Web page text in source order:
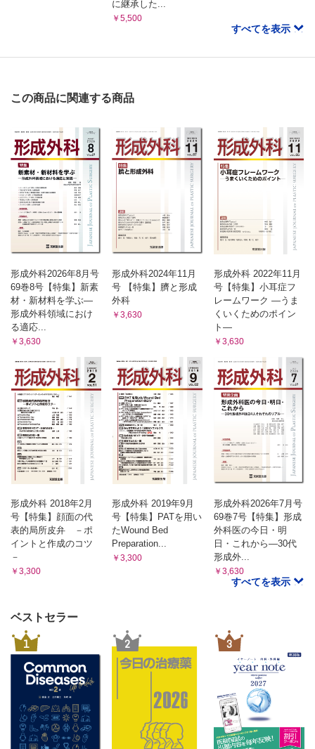
に継承した...
￥5,500
すべてを表示
この商品に関連する商品
形成外科2026年8月号
69巻8号【特集】新素
材・新材料を学ぶ—
形成外科領域におけ
る適応...
￥3,630
形成外科2024年11月
号 【特集】臍と形成
外科
￥3,630
形成外科 2022年11月
号【特集】小耳症フ
レームワーク ―うま
くいくためのポイン
ト―
￥3,630
形成外科 2018年2月
号【特集】顔面の代
表的局所皮弁 －ポ
イントと作成のコツ
－
￥3,300
形成外科 2019年9月
号【特集】PATを用い
たWound Bed
Preparation...
￥3,300
形成外科2026年7月号
69巻7号【特集】形成
外科医の今日・明
日・これから―30代
形成外...
￥3,630
すべてを表示
ベストセラー
1 2 3